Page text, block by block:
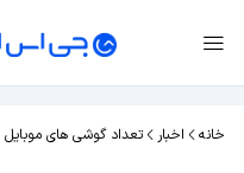
خانه اخبار تعداد گوشی های موبایل